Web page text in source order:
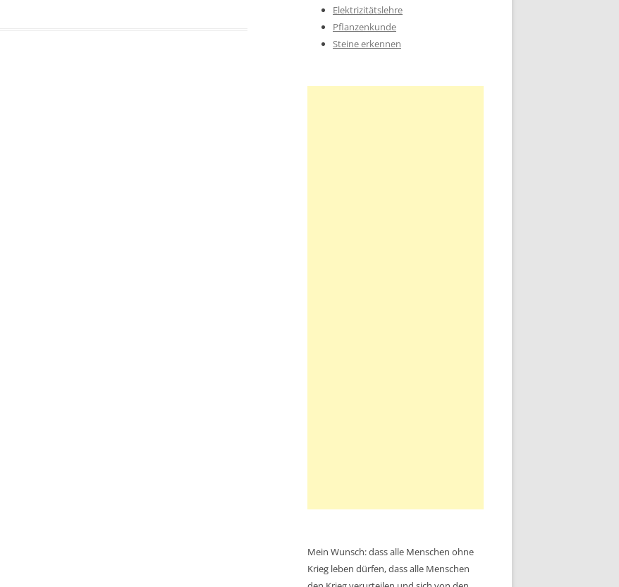
Elektrizitätslehre
Pflanzenkunde
Steine erkennen
Mein Wunsch: dass alle Menschen ohne
Krieg leben dürfen, dass alle Menschen